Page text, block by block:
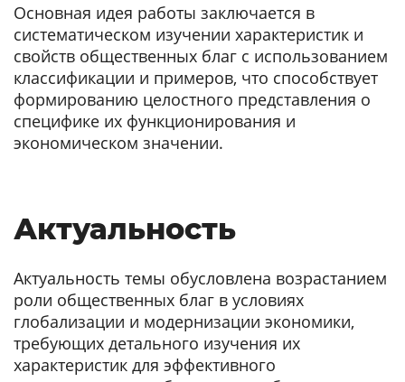
Основная идея работы заключается в
систематическом изучении характеристик и
свойств общественных благ с использованием
классификации и примеров, что способствует
формированию целостного представления о
специфике их функционирования и
экономическом значении.
Актуальность
Актуальность темы обусловлена возрастанием
роли общественных благ в условиях
глобализации и модернизации экономики,
требующих детального изучения их
характеристик для эффективного